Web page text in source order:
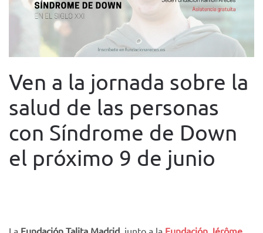
Ven a la jornada sobre la
salud de las personas
con Síndrome de Down
el próximo 9 de junio